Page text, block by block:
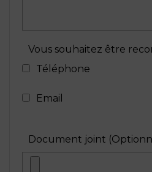
Vous souhaitez être
Téléphone
Email
Document joint